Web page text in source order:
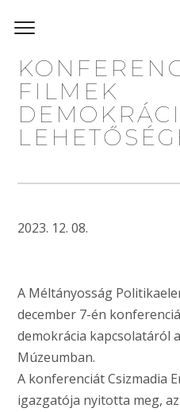
FILMEK
2023. 12. 08.
A Méltányosság
december 7-én
demokrácia kapcsolatáról
Múzeumban.
A konferenciát Csizmadia
igazgatója nyitotta meg,